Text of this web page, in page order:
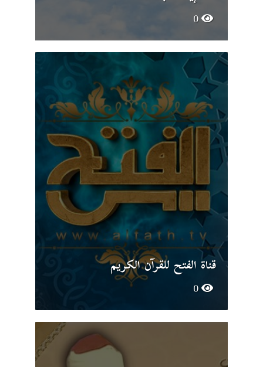
قناة الفتح للقرآن الكريم
0
0